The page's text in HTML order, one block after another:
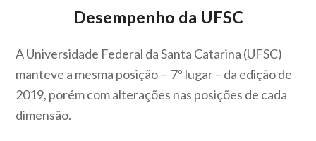
Desempenho da UFSC
A Universidade Federal da Santa Catarina (UFSC)
manteve a mesma posição – 7º lugar – da edição de
2019, porém com alterações nas posições de cada
dimensão.